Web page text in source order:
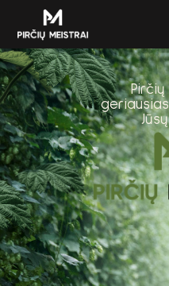
Pirčių
geriausias
Jūsų